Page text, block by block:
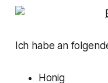
Ich habe an
Honig